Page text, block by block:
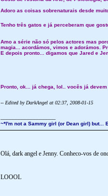
Adoro as coisas sobrenaturais desde
Tenho três gatos e já perceberam que
Amo a série não só pelos actores mas
magia... acordámos, vimos e adorámos.
E depois pronto... digamos que Jared e
Pronto, ok... já chega, lol.. vocês já
-- Edited by DarkAngel at 02:37, 2008-01-15
~*I'm not a Sammy girl (or Dean girl) but...
Olá, dark angel e Jenny. Conheco-vos de
LOOOL